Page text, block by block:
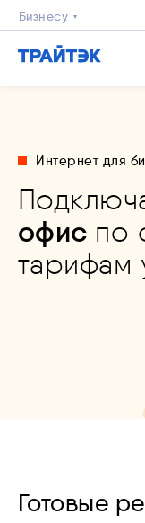
Для дома
Бизнесу
Интернет для
офис по
тарифам
Готовые